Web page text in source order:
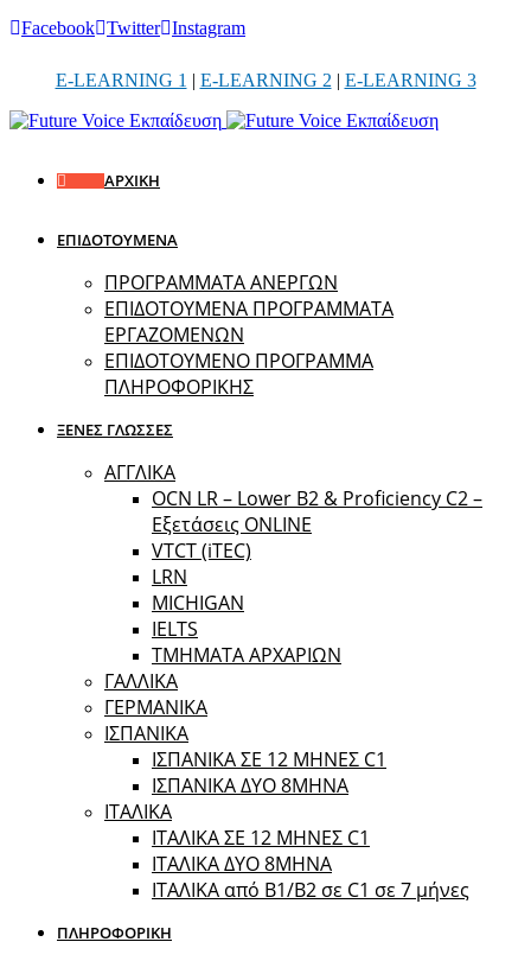
Facebook Twitter Instagram
E-LEARNING 1 | E-LEARNING 2 | E-LEARNING 3
ΑΡΧΙΚΗ
ΕΠΙΔΟΤΟΥΜΕΝΑ
ΠΡΟΓΡΑΜΜΑΤΑ ΑΝΕΡΓΩΝ
ΕΠΙΔΟΤΟΥΜΕΝΑ ΠΡΟΓΡΑΜΜΑΤΑ
ΕΡΓΑΖΟΜΕΝΩΝ
ΕΠΙΔΟΤΟΥΜΕΝΟ ΠΡΟΓΡΑΜΜΑ
ΠΛΗΡΟΦΟΡΙΚΗΣ
ΞΕΝΕΣ ΓΛΩΣΣΕΣ
ΑΓΓΛΙΚΑ
OCN LR – Lower B2 & Proficiency C2 –
Εξετάσεις ONLINE
VTCT (iTEC)
LRN
MICHIGAN
IELTS
ΤΜΗΜΑΤΑ ΑΡΧΑΡΙΩΝ
ΓΑΛΛΙΚΑ
ΓΕΡΜΑΝΙΚΑ
ΙΣΠΑΝΙΚΑ
ΙΣΠΑΝΙΚΑ ΣΕ 12 ΜΗΝΕΣ C1
ΙΣΠΑΝΙΚΑ ΔΥΟ 8ΜΗΝΑ
ΙΤΑΛΙΚΑ
ΙΤΑΛΙΚΑ ΣΕ 12 ΜΗΝΕΣ C1
ΙΤΑΛΙΚΑ ΔΥΟ 8ΜΗΝΑ
ΙΤΑΛΙΚΑ από B1/B2 σε C1 σε 7 μήνες
ΠΛΗΡΟΦΟΡΙΚΗ